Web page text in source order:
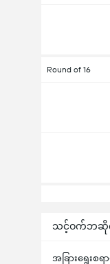
Round of 16
သင့်ဝက်ဘဆိုက်တွ
အခြားရွေးစ